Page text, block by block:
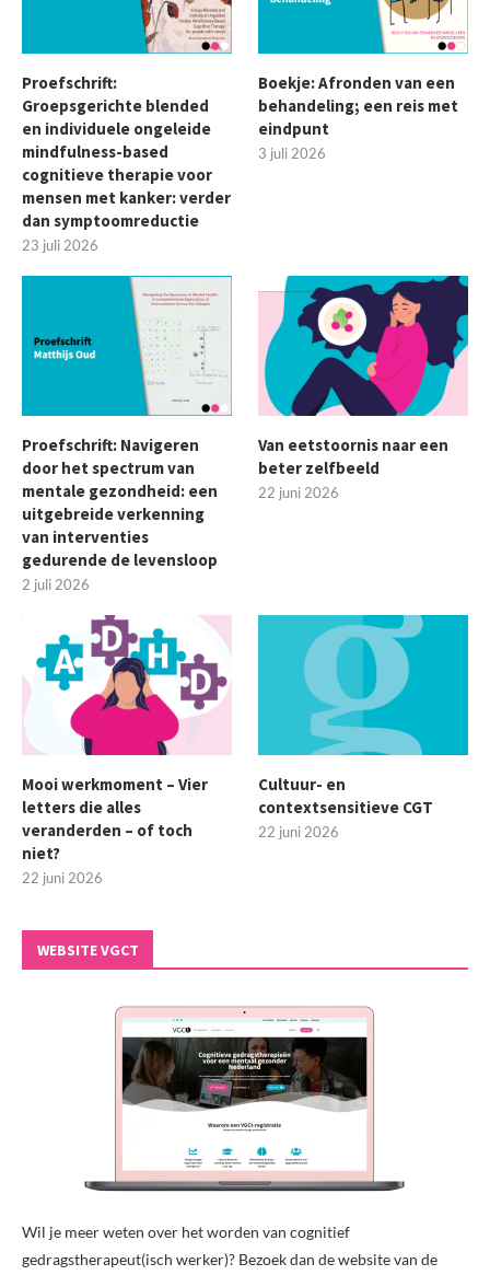
Proefschrift:
Groepsgerichte blended
en individuele ongeleide
mindfulness-based
cognitieve therapie voor
mensen met kanker: verder
dan symptoomreductie
23 juli 2026
Boekje: Afronden van een
behandeling; een reis met
eindpunt
3 juli 2026
Proefschrift: Navigeren
door het spectrum van
mentale gezondheid: een
uitgebreide verkenning
van interventies
gedurende de levensloop
2 juli 2026
Van eetstoornis naar een
beter zelfbeeld
22 juni 2026
Mooi werkmoment – Vier
letters die alles
veranderden – of toch
niet?
22 juni 2026
Cultuur- en
contextsensitieve CGT
22 juni 2026
WEBSITE VGCT
Wil je meer weten over het worden van cognitief
gedragstherapeut(isch werker)? Bezoek dan de website van de